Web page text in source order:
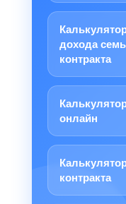
дохода
контракта
онлайн
контракта